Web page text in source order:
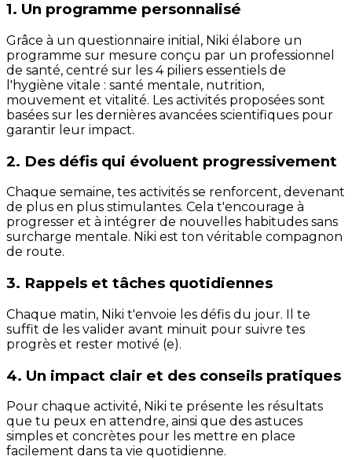
1. Un programme personnalisé
Grâce à un questionnaire initial, Niki élabore un
programme sur mesure conçu par un professionnel
de santé, centré sur les 4 piliers essentiels de
l'hygiène vitale : santé mentale, nutrition,
mouvement et vitalité. Les activités proposées sont
basées sur les dernières avancées scientifiques pour
garantir leur impact.
2. Des défis qui évoluent progressivement
Chaque semaine, tes activités se renforcent, devenant
de plus en plus stimulantes. Cela t'encourage à
progresser et à intégrer de nouvelles habitudes sans
surcharge mentale. Niki est ton véritable compagnon
de route.
3. Rappels et tâches quotidiennes
Chaque matin, Niki t'envoie les défis du jour. Il te
suffit de les valider avant minuit pour suivre tes
progrès et rester motivé (e).
4. Un impact clair et des conseils pratiques
Pour chaque activité, Niki te présente les résultats
que tu peux en attendre, ainsi que des astuces
simples et concrètes pour les mettre en place
facilement dans ta vie quotidienne.